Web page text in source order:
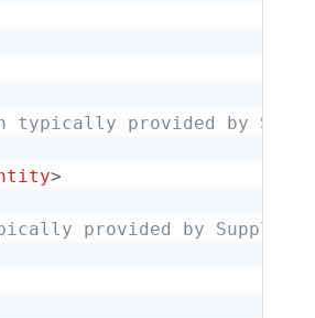
typically provided by
>
provided by